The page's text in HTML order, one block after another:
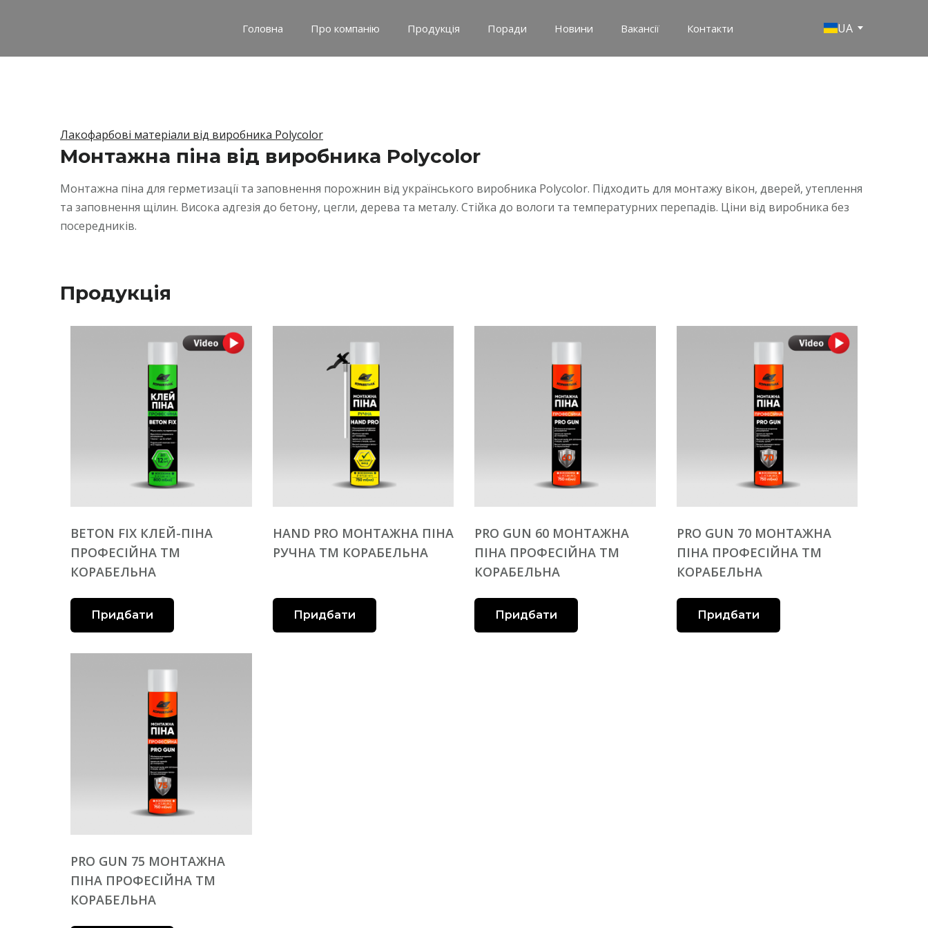
Головна Про компанію Продукція Поради Новини Вакансії Контакти UA
Лакофарбові матеріали від виробника Polycolor
Монтажна піна від виробника Polycolor
Монтажна піна для герметизації та заповнення порожнин від українського виробника Polycolor. Підходить для монтажу вікон, дверей, утеплення
та заповнення щілин. Висока адгезія до бетону, цегли, дерева та металу. Стійка до вологи та температурних перепадів. Ціни від виробника без
посередників.
Продукція
BETON FIX КЛЕЙ-ПІНА
ПРОФЕСІЙНА ТМ
КОРАБЕЛЬНА
Придбати
HAND PRO МОНТАЖНА ПІНА
РУЧНА ТМ КОРАБЕЛЬНА
Придбати
PRO GUN 60 МОНТАЖНА
ПІНА ПРОФЕСІЙНА ТМ
КОРАБЕЛЬНА
Придбати
PRO GUN 70 МОНТАЖНА
ПІНА ПРОФЕСІЙНА ТМ
КОРАБЕЛЬНА
Придбати
PRO GUN 75 МОНТАЖНА
ПІНА ПРОФЕСІЙНА ТМ
КОРАБЕЛЬНА